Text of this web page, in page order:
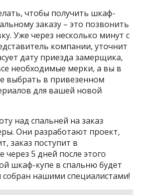
чтобы получить шкаф-
заказу – это позвонить
Уже через несколько минут с
компании, уточнит
дату приезда замерщика,
необходимые мерки, а вы в
выбрать в привезенном
для вашей новой
над спальней на заказ
Они разработают проект,
заказ поступит в
через 5 дней после этого
шкаф-купе в спальню будет
собран нашими специалистами!